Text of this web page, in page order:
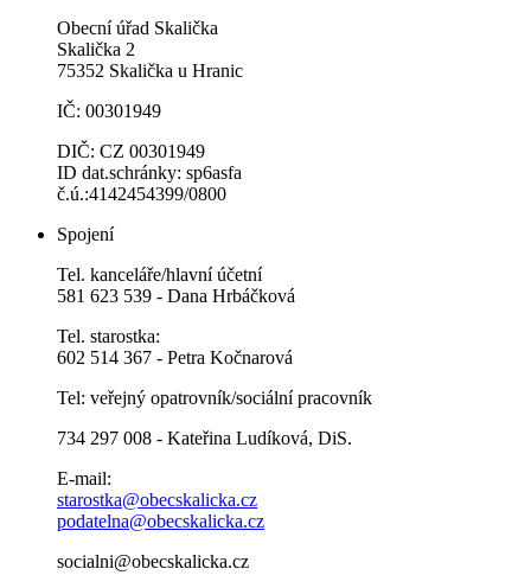
Obecní úřad Skalička
Skalička 2
75352 Skalička u Hranic
IČ: 00301949
DIČ: CZ 00301949
ID dat.schránky: sp6asfa
č.ú.:4142454399/0800
Spojení
Tel. kanceláře/hlavní účetní
581 623 539 - Dana Hrbáčková
Tel. starostka:
602 514 367 - Petra Kočnarová
Tel: veřejný opatrovník/sociální pracovník
734 297 008 - Kateřina Ludíková, DiS.
E-mail:
starostka@obecskalicka.cz
podatelna@obecskalicka.cz
socialni@obecskalicka.cz